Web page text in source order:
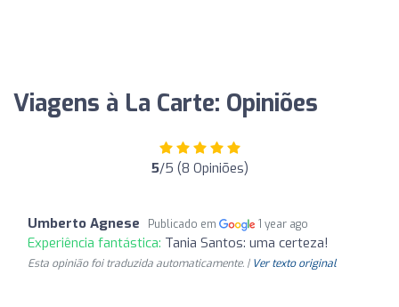
Viagens à La Carte: Opiniões
5/5 (8 Opiniões)
Umberto Agnese Publicado em 1 year ago
Experiência fantástica: Tania Santos: uma certeza!
Esta opinião foi traduzida automaticamente. | Ver texto original